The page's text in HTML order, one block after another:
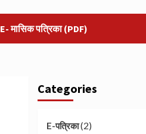
E- मासिक पत्रिका (PDF)
Categories
E-पत्रिका(2)